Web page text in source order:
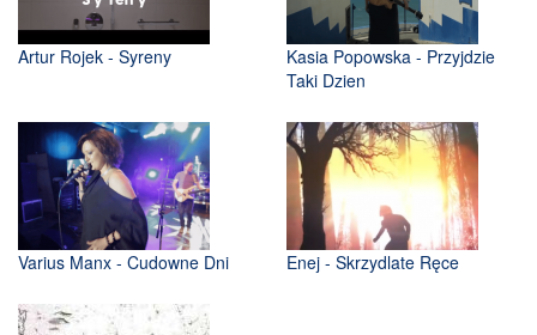
Artur Rojek - Syreny
Kasia Popowska - Przyjdzie
Taki Dzien
Varius Manx - Cudowne Dni Enej - Skrzydlate Ręce